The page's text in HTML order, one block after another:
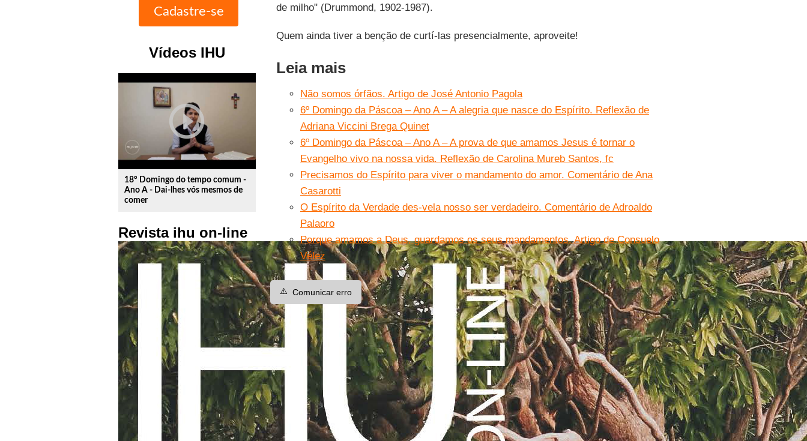
Vídeos IHU
play_circle_outline
18º Domingo do tempo comum -
Ano A - Dai-lhes vós mesmos de
comer
Revista ihu on-line
de milho" (Drummond, 1902-1987).
Quem ainda tiver a benção de curtí-las presencialmente, aproveite!
Leia mais
Não somos órfãos. Artigo de José Antonio Pagola
6º Domingo da Páscoa – Ano A – A alegria que nasce do Espírito. Reflexão de
Adriana Viccini Brega Quinet
6º Domingo da Páscoa – Ano A – A prova de que amamos Jesus é tornar o
Evangelho vivo na nossa vida. Reflexão de Carolina Mureb Santos, fc
Precisamos do Espírito para viver o mandamento do amor. Comentário de Ana
Casarotti
O Espírito da Verdade des-vela nosso ser verdadeiro. Comentário de Adroaldo
Palaoro
Porque amamos a Deus, guardamos os seus mandamentos. Artigo de Consuelo
Vélez
⚠️ Comunicar erro